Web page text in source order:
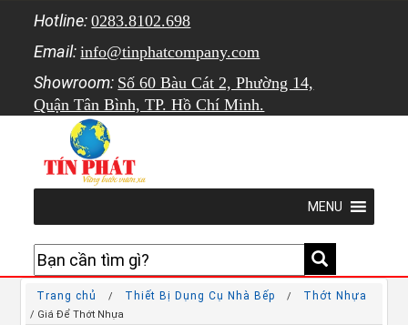
Hotline: 0283.8102.698
Email: info@tinphatcompany.com
Showroom: Số 60 Bàu Cát 2, Phường 14,
Quận Tân Bình, TP. Hồ Chí Minh.
MENU
Trang chủ / Thiết Bị Dụng Cụ Nhà Bếp / Thớt Nhựa
/ Giá Để Thớt Nhựa